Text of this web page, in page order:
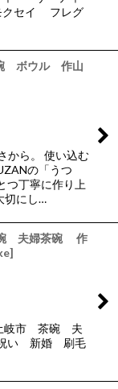
クセイ フレグ
ボウル 作山
から。 使い込む
の「うつ
つ丁寧に作り上
切にし…
碗 夫婦茶碗 作
]
岐市 茶碗 夫
い 新婚 刷毛